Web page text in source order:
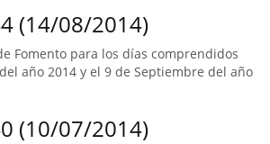
(14/08/2014)
Fomento para los días comprendidos
año 2014 y el 9 de Septiembre del año
(10/07/2014)